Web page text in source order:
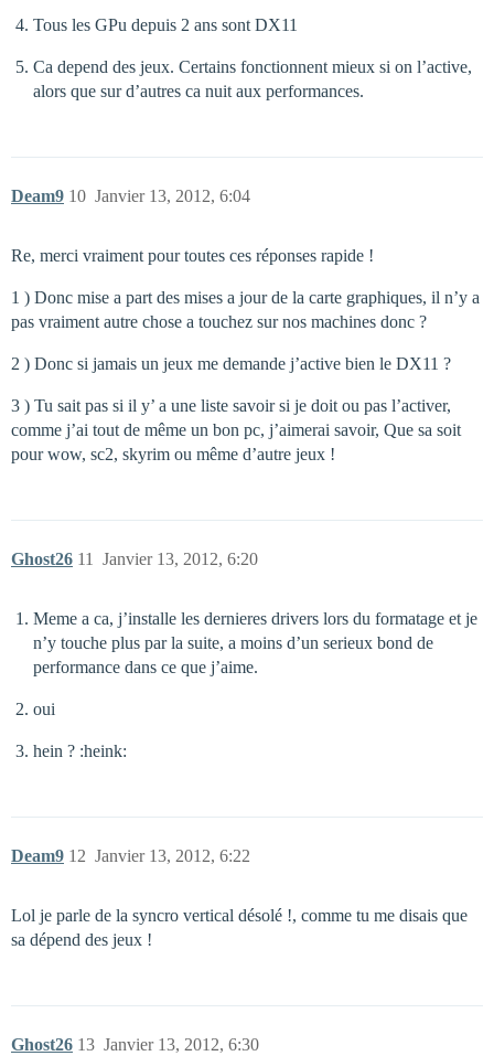
Tous les GPu depuis 2 ans sont DX11
Ca depend des jeux. Certains fonctionnent mieux si on l’active,
alors que sur d’autres ca nuit aux performances.
Deam9 Janvier 13, 2012, 6:04
10
Re, merci vraiment pour toutes ces réponses rapide !
1 ) Donc mise a part des mises a jour de la carte graphiques, il n’y a
pas vraiment autre chose a touchez sur nos machines donc ?
2 ) Donc si jamais un jeux me demande j’active bien le DX11 ?
3 ) Tu sait pas si il y’ a une liste savoir si je doit ou pas l’activer,
comme j’ai tout de même un bon pc, j’aimerai savoir, Que sa soit
pour wow, sc2, skyrim ou même d’autre jeux !
Ghost26 Janvier 13, 2012, 6:20
11
Meme a ca, j’installe les dernieres drivers lors du formatage et je
n’y touche plus par la suite, a moins d’un serieux bond de
performance dans ce que j’aime.
oui
hein ? :heink:
Deam9 Janvier 13, 2012, 6:22
12
Lol je parle de la syncro vertical désolé !, comme tu me disais que
sa dépend des jeux !
Ghost26 Janvier 13, 2012, 6:30
13